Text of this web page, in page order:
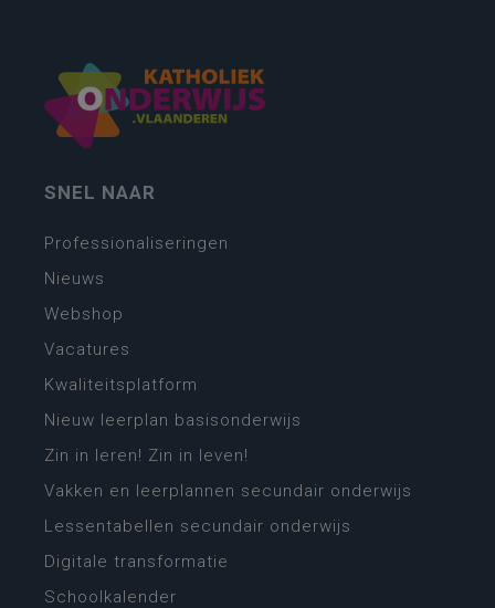
SNEL NAAR
Professionaliseringen
Nieuws
Webshop
Vacatures
Kwaliteitsplatform
Nieuw leerplan basisonderwijs
Zin in leren! Zin in leven!
Vakken en leerplannen secundair onderwijs
Lessentabellen secundair onderwijs
Digitale transformatie
Schoolkalender